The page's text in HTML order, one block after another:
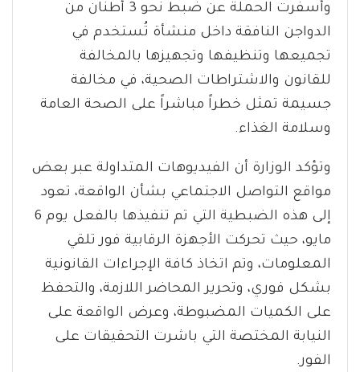
وأسفرت الحملة عن ضبط نحو 3 أطنان من
الدواجن النافقة داخل منشأة تُستخدم في
تجميعها وتنظيفها وتجهيزها بالمخالفة
للقانون والاشتراطات الصحية، في مخالفة
جسيمة تمثل خطراً مباشراً على الصحة العامة
وسلامة الغذاء.
وتؤكد الوزارة أن الفيديوهات المتداولة عبر بعض
مواقع التواصل الاجتماعي بشأن الواقعة، تعود
إلى هذه الضبطية التي تم تنفيذها بالفعل يوم 6
مايو، حيث تحركت الأجهزة الرقابية فور تلقي
المعلومات، وتم اتخاذ كافة الإجراءات القانونية
بشكل فوري، وتحرير المحاضر اللازمة، والتحفظ
على الكميات المضبوطة، وعرض الواقعة على
النيابة المختصة التي باشرت التحقيقات على
الفور.